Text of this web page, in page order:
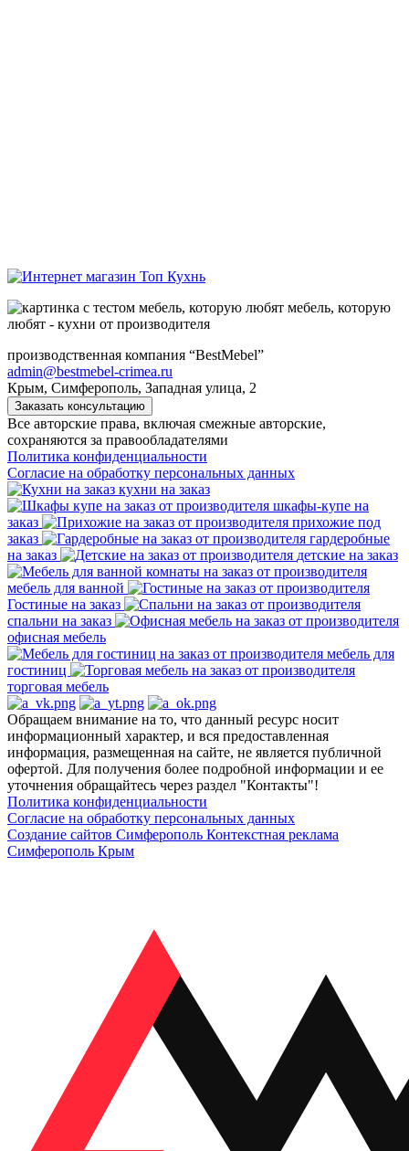
мебель, которую
любят - кухни от производителя
производственная компания “BestMebel”
admin@bestmebel-crimea.ru
Крым, Симферополь, Западная улица, 2
Заказать консультацию
Все авторские права, включая смежные авторские,
сохраняются за правообладателями
Политика конфиденциальности
Согласие на обработку персональных данных
кухни на заказ
шкафы-купе на
заказ
прихожие под
заказ
гардеробные
на заказ
детские на заказ
мебель для ванной
Гостиные на заказ
спальни на заказ
офисная мебель
мебель для
гостиниц
торговая мебель
Обращаем внимание на то, что данный ресурс носит
информационный характер, и вся предоставленная
информация, размещенная на сайте, не является публичной
офертой. Для получения более подробной информации и ее
уточнения обращайтесь через раздел "Контакты"!
Политика конфиденциальности
Согласие на обработку персональных данных
Создание сайтов Симферополь Контекстная реклама
Симферополь Крым